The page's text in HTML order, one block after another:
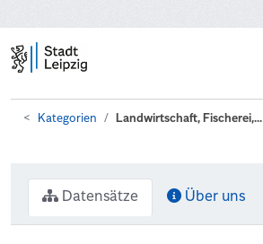
Kategorien Landwirtschaft, Fischerei,...
Datensätze Über uns